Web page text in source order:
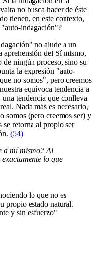
no busca hacer de éste
tienen, en este contexto,
indagación"?
no alude a un
aprehensión del Sí mismo,
de ningún proceso, sino su
la expresión "auto-
no somos", pero creemos
equívoca tendencia a
tendencia que conlleva
Nada más es necesario,
somos (pero creemos ser) y
se retorna al propio ser
(54)
a mí mismo? Al
lo que
lo que no es
propio estado natural.
y sin esfuerzo"